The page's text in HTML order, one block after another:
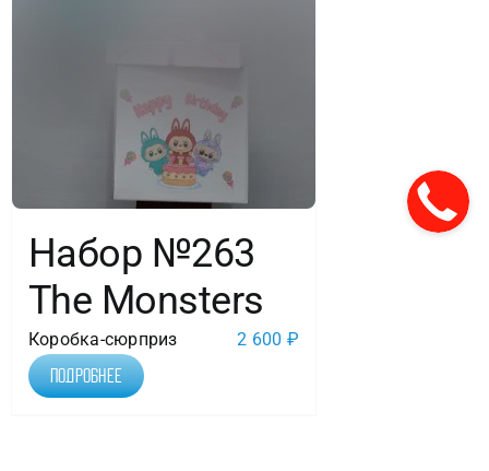
Набор №263
The Monsters
Коробка-сюрприз 2 600 ₽
Подробнее